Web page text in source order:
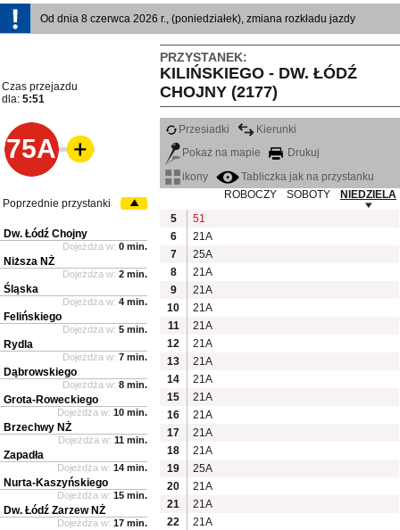
Od dnia 8 czerwca 2026 r., (poniedziałek), zmiana rozkładu jazdy
PRZYSTANEK:
KILIŃSKIEGO - DW. ŁÓDŹ
CHOJNY (2177)
Czas przejazdu
dla: 5:51
75A
Przesiadki
Kierunki
Pokaż na mapie
Drukuj
ikony
Tabliczka jak na przystanku
ROBOCZY
SOBOTY
NIEDZIELA
5
51
6
21A
7
25A
8
21A
9
21A
10
21A
11
21A
12
21A
13
21A
14
21A
15
21A
16
21A
17
21A
18
21A
19
25A
20
21A
21
21A
22
21A
Poprzednie przystanki
Dw. Łódź Chojny
Dojeżdża w: 0 min.
Niższa NŻ
Dojeżdża w: 2 min.
Śląska
Dojeżdża w: 4 min.
Felińskiego
Dojeżdża w: 5 min.
Rydla
Dojeżdża w: 7 min.
Dąbrowskiego
Dojeżdża w: 8 min.
Grota-Roweckiego
Dojeżdża w: 10 min.
Brzechwy NŻ
Dojeżdża w: 11 min.
Zapadła
Dojeżdża w: 14 min.
Nurta-Kaszyńskiego
Dojeżdża w: 15 min.
Dw. Łódź Zarzew NŻ
Dojeżdża w: 17 min.